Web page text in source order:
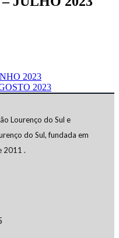
2023
2023
Lourenço do Sul e
do Sul, fundada em
2011 .